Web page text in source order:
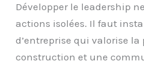
Développer le leadership
actions isolées. Il faut
d’entreprise qui valorise
construction et une